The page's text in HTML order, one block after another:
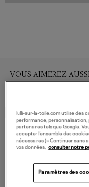
VOUS AIMEREZ AUSSI
EXCLUSIVITÉ
lulli-sur-la-toile.com utilise des
performance, personnalisation,
partenaires tels que Google.
accepter l’ensemble des
nécessaires (« Continuer sans
vos données,
consulter notre
Paramètres des